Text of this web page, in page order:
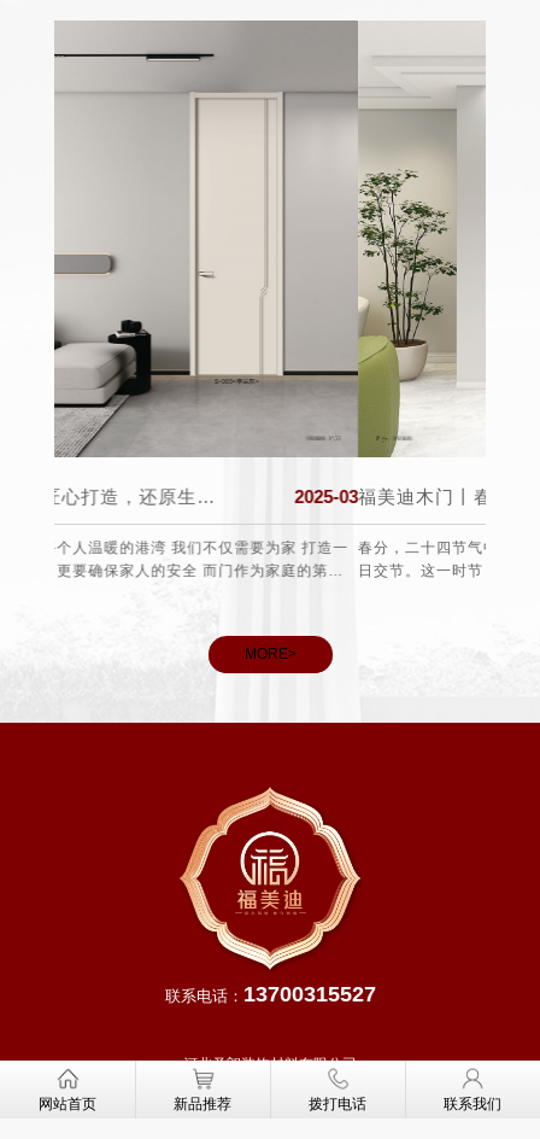
03 福美迪木门丨春分至，万物生，希望与美好同在! 2025-03
春分，二十四节气中的第四个节气，通常在公历3月19日至22
日交节。这一时节，太阳直射赤道，全球昼夜等长，此后北半
沛，除青藏高原等高寒地区外，越冬作物进入生长旺季，田间
MORE>
联系电话： 13700315527
河北圣朗装饰材料有限公司
网址： http://www.fmddoor.cn
网站首页 新品推荐 拨打电话 联系我们